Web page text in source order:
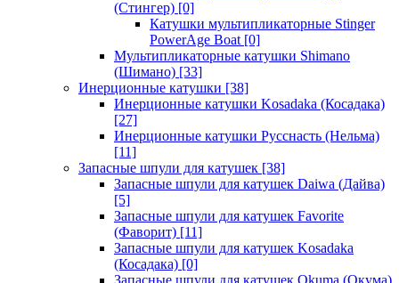
(Стингер) [0]
Катушки мультипликаторные Stinger
PowerAge Boat [0]
Мультипликаторные катушки Shimano
(Шимано) [33]
Инерционные катушки [38]
Инерционные катушки Kosadaka (Косадака)
[27]
Инерционные катушки Русснасть (Нельма)
[11]
Запасные шпули для катушек [38]
Запасные шпули для катушек Daiwa (Дайва)
[5]
Запасные шпули для катушек Favorite
(Фаворит) [11]
Запасные шпули для катушек Kosadaka
(Косадака) [0]